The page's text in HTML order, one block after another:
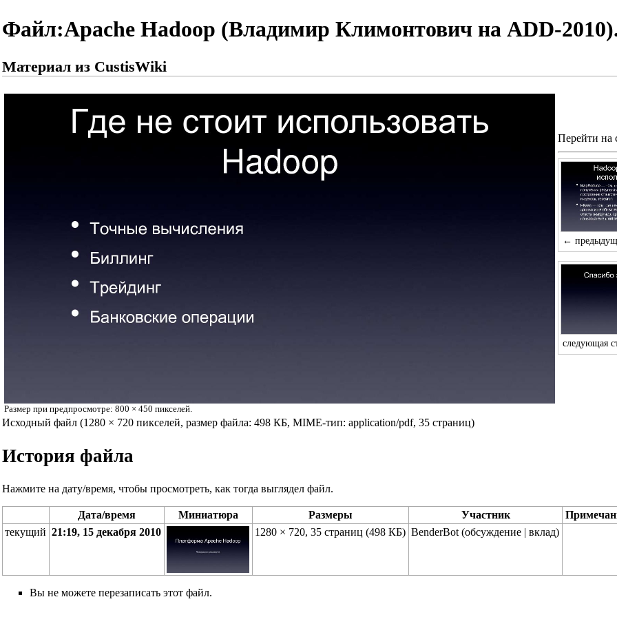
Файл:Apache Hadoop (Владимир Климонтович на ADD-
Материал из CustisWiki
Размер при предпросмотре: 800 × 450 пикселей.
Перейти на
←
следующая
Исходный файл (1280 × 720 пикселей, размер файла: 498 КБ, MIME-тип: application/pdf, 35 страниц)
История файла
Нажмите на дату/время, чтобы просмотреть, как тогда выглядел файл.
Дата/время Миниатюра Размеры Участник
текущий 21:19, 15 декабря 2010 1280 × 720, 35 страниц(498 КБ) BenderBot (обсуждение |вклад)
Вы не можете перезаписать этот файл.